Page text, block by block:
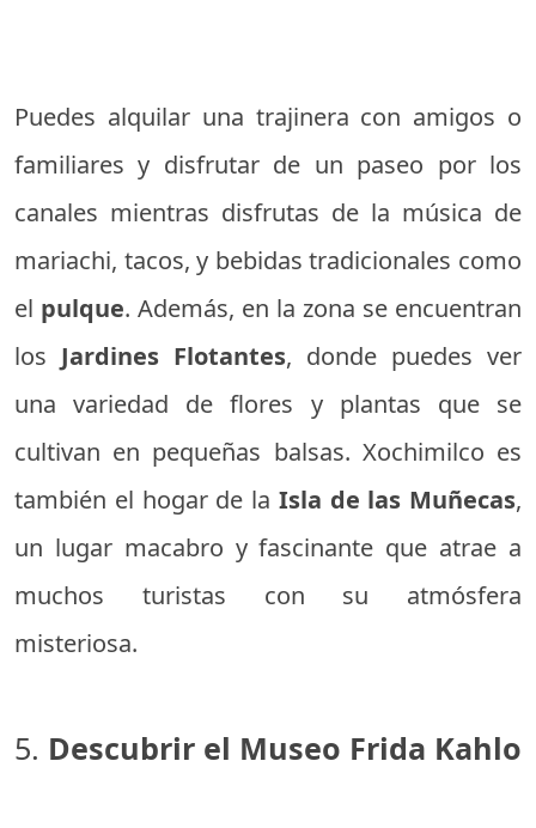
Puedes alquilar una trajinera con amigos o
familiares y disfrutar de un paseo por los
canales mientras disfrutas de la música de
mariachi, tacos, y bebidas tradicionales como
el pulque. Además, en la zona se encuentran
los Jardines Flotantes, donde puedes ver
una variedad de flores y plantas que se
cultivan en pequeñas balsas. Xochimilco es
también el hogar de la Isla de las Muñecas,
un lugar macabro y fascinante que atrae a
muchos turistas con su atmósfera
misteriosa.
5. Descubrir el Museo Frida Kahlo